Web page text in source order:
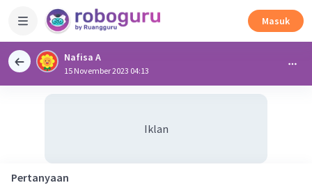
Masuk
Nafisa A
15 November 2023 04:13
Iklan
Pertanyaan